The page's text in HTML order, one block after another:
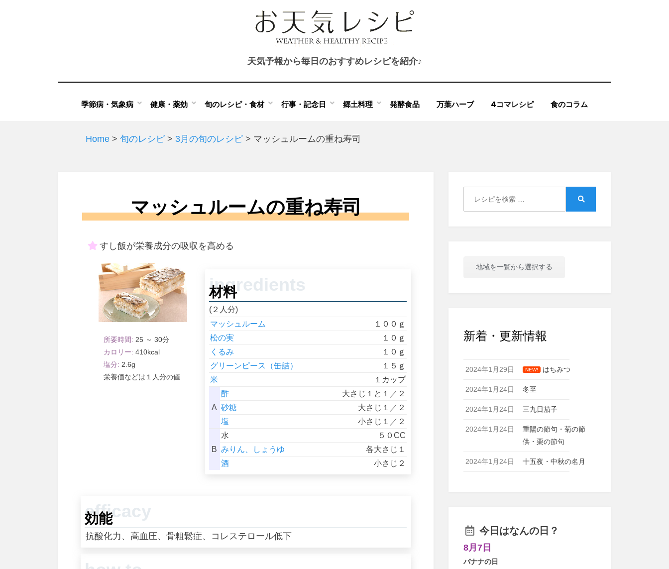
天気予報から毎日のおすすめレシピを紹介♪
季節病・気象病 健康・薬効 旬のレシピ・食材 行事・記念日 郷土料理 発酵食品 万葉ハーブ 4コマレシピ 食のコラム
Home > 旬のレシピ > 3月の旬のレシピ > マッシュルームの重ね寿司
マッシュルームの重ね寿司
すし飯が栄養成分の吸収を高める
25 ～ 30
410
2.6
１人分
材料
(２人分)
マッシュルーム
１００ｇ
松の実
１０ｇ
くるみ
１０ｇ
グリーンピース（缶詰）
１５ｇ
米
１カップ
A
酢
大さじ１と１／２
砂糖
大さじ１／２
塩
小さじ１／２
B
水
５０CC
みりん、しょうゆ
各大さじ１
酒
小さじ２
効能
抗酸化力、高血圧、骨粗鬆症、コレステロール低下
地域を一覧から選択する
新着・更新情報
2024年1月29日 NEW! はちみつ
2024年1月24日 冬至
2024年1月24日 三九日茄子
2024年1月24日
重陽の節句・菊の節
供・栗の節句
2024年1月24日 十五夜・中秋の名月
今日はなんの日？
8月7日
バナナの日